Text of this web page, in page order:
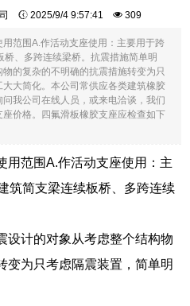
司 2025/9/4 9:57:41 309
用范围A.作活动支座使用：主要用于跨
、多跨连续梁桥。抗震措施简单明
的复杂的不明确的抗震措施转变为只
大简化。本公司常供应各类建筑橡胶
我公司在线人员，或来电洽谈，我们
价格。四氟滑板橡胶支座应检查如下
用范围A.作活动支座使用：主
筑简支梁连续板桥、多跨连续
设计的对象从考虑整个结构物
变为只考虑隔震装置，简单明